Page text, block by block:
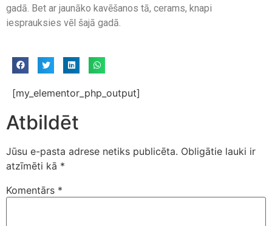
gadā. Bet ar jaunāko kavēšanos tā, cerams, knapi
iesprauksies vēl šajā gadā.
[my_elementor_php_output]
Atbildēt
Jūsu e-pasta adrese netiks publicēta. Obligātie lauki ir
atzīmēti kā *
Komentārs *